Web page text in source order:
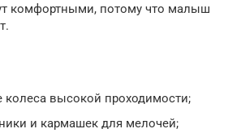
комфортными, потому что малыш
колеса высокой проходимости;
и кармашек для мелочей;